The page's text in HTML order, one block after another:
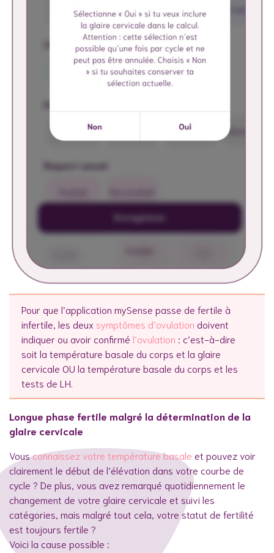
Pour que l’application mySense passe de fertile à
infertile, les deux symptômes d’ovulation doivent
indiquer ou avoir confirmé l’ovulation : c’est-à-dire
soit la température basale du corps et la glaire
cervicale OU la température basale du corps et les
tests de LH.
Longue phase fertile malgré la détermination de la
glaire cervicale
Vousconnaissez votre température basale et pouvez voir
clairement le début de l’élévation dans votre courbe de
cycle ? De plus, vous avez remarqué quotidiennement le
changement de votre glaire cervicale et suivi les
catégories, mais malgré tout cela, votre statut de fertilité
est toujours fertile ?
Voici la cause possible :